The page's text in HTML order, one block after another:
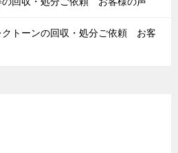
クトーンの回収・処分ご依頼 お客